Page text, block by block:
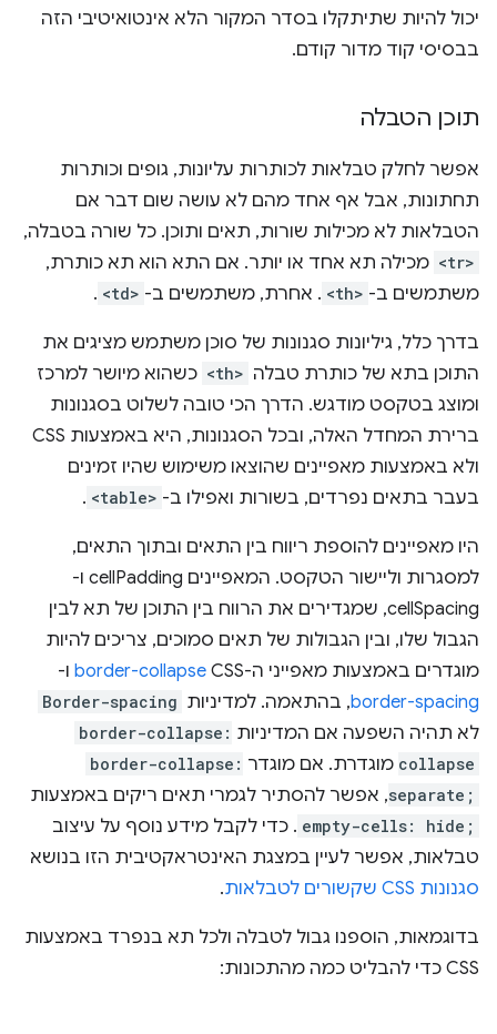
יכול להיות שתיתקלו בסדר המקור הלא אינטואיטיבי הזה
בבסיסי קוד מדור קודם.
תוכן הטבלה
אפשר לחלק טבלאות לכותרות עליונות, גופים וכותרות
תחתונות, אבל אף אחד מהם לא עושה שום דבר אם
הטבלאות לא מכילות שורות, תאים ותוכן. כל שורה בטבלה,
<tr> מכילה תא אחד או יותר. אם התא הוא תא כותרת,
משתמשים ב- <th> . אחרת, משתמשים ב- <td>
.
בדרך כלל, גיליונות סגנונות של סוכן משתמש מציגים את
התוכן בתא של כותרת טבלה <th> כשהוא מיושר למרכז
ומוצג בטקסט מודגש. הדרך הכי טובה לשלוט בסגנונות
ברירת המחדל האלה, ובכל הסגנונות, היא באמצעות CSS
ולא באמצעות מאפיינים שהוצאו משימוש שהיו זמינים
בעבר בתאים נפרדים, בשורות ואפילו ב- <table>
.
היו מאפיינים להוספת ריווח בין התאים ובתוך התאים,
למסגרות וליישור הטקסט. המאפיינים cellPadding ו-
cellSpacing, שמגדירים את הרווח בין התוכן של תא לבין
הגבול שלו, ובין הגבולות של תאים סמוכים, צריכים להיות
מוגדרים באמצעות מאפייני ה-CSS‏
border-collapse ו-
border-spacing, בהתאמה. למדיניות Border-spacing
לא תהיה השפעה אם המדיניות border-collapse:
collapse מוגדרת. אם מוגדר border-collapse:
separate;, אפשר להסתיר לגמרי תאים ריקים באמצעות
empty-cells: hide; . כדי לקבל מידע נוסף על עיצוב
טבלאות, אפשר לעיין במצגת האינטראקטיבית הזו בנושא
סגנונות CSS שקשורים לטבלאות
.
בדוגמאות, הוספנו גבול לטבלה ולכל תא בנפרד באמצעות
CSS כדי להבליט כמה מהתכונות: